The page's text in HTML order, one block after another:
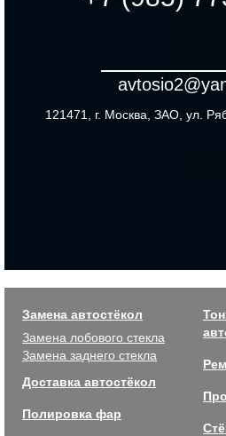
121471, г. Москва, ЗАО, ул.
Замена автостёкол
Замена лобового стекла
Замена заднего стекла
Доставка автостёкол
Полировка фар